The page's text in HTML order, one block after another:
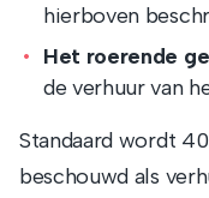
hierboven
Het roerende
de verhuur van
Standaard wordt
beschouwd als